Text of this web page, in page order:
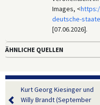
Images, <
deutsche-
[07.06.2026].
ÄHNLICHE QUELLEN
Kurt Georg Kiesinger und
Willy Brandt (September